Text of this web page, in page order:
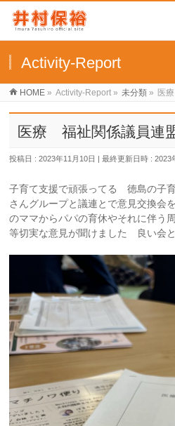
Activity-Report
HOME » Activity-Report » 未分類 » 医
医療 福祉関係議員連
投稿日 : 2023年11月10日 最終更新日時 : 2023
子育て支援で頑張ってる 徳島の子
さんグループと議連とで意見交換
のママからパパの育休やそれに伴
等切実な意見が聞けました 良い会